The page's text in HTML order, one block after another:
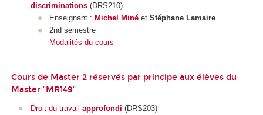
discriminations(DRS210)
Enseignant : Michel Miné et Stéphane Lamaire
2nd semestre
Modalités du cours
Cours de Master 2 réservés par principe aux élèves du
Master "MR149"
Droit du travail approfondi (DRS203)